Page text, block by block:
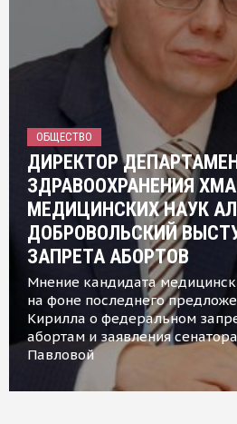
ОБЩЕСТВО
ДИРЕКТОР
ЗДРАВООХРАНЕНИЯ
МЕДИЦИНСКИХ НАУК
ДОБРОВОЛЬСКИЙ
ЗАПРЕТА АБОРТОВ
Мнение кандидата
на фоне последнего
Кирилла о федеральном
абортам и заявления
Павловой